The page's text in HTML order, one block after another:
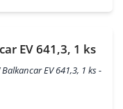
EV 641,3, 1 ks
EV 641,3, 1 ks -